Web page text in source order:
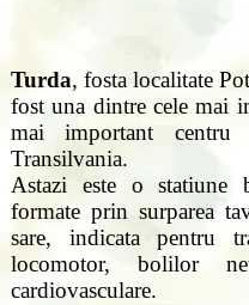
Turda, fosta localitate
fost una dintre cele mai
mai important
Transilvania.
Astazi este o statiune
formate prin surparea
sare, indicata pentru
locomotor, bolilor
cardiovasculare.